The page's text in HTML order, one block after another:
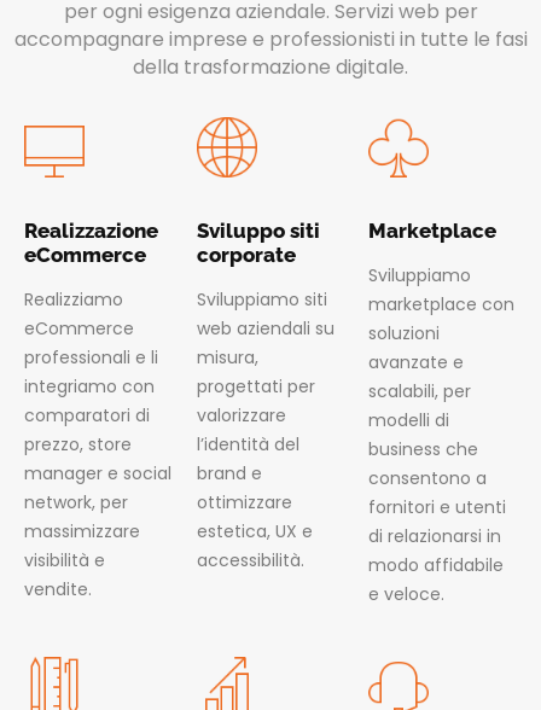
per ogni esigenza aziendale. Servizi web per
accompagnare imprese e professionisti in tutte le fasi
della trasformazione digitale.
Realizzazione
eCommerce
Realizziamo
eCommerce
professionali e li
integriamo con
comparatori di
prezzo, store
manager e social
network, per
massimizzare
visibilità e
vendite.
Sviluppo siti
corporate
Sviluppiamo siti
web aziendali su
misura,
progettati per
valorizzare
l’identità del
brand e
ottimizzare
estetica, UX e
accessibilità.
Marketplace
Sviluppiamo
marketplace con
soluzioni
avanzate e
scalabili, per
modelli di
business che
consentono a
fornitori e utenti
di relazionarsi in
modo affidabile
e veloce.